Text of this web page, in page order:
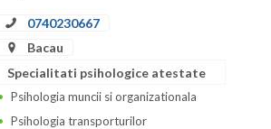
0740230667
Bacau
Specialitati psihologice atestate
Psihologia muncii si organizationala
Psihologia transporturilor